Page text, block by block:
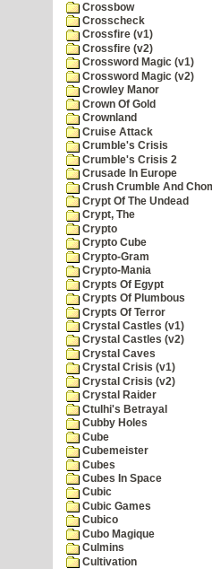
Crossbow
Crosscheck
Crossfire (v1)
Crossfire (v2)
Crossword Magic (v1)
Crossword Magic (v2)
Crowley Manor
Crown Of Gold
Crownland
Cruise Attack
Crumble's Crisis
Crumble's Crisis 2
Crusade In Europe
Crush Crumble And
Crypt Of The Undead
Crypt, The
Crypto
Crypto Cube
Crypto-Gram
Crypto-Mania
Crypts Of Egypt
Crypts Of Plumbous
Crypts Of Terror
Crystal Castles (v1)
Crystal Castles (v2)
Crystal Caves
Crystal Crisis (v1)
Crystal Crisis (v2)
Crystal Raider
Ctulhi's Betrayal
Cubby Holes
Cube
Cubemeister
Cubes
Cubes In Space
Cubic
Cubic Games
Cubico
Cubo Magique
Culmins
Cultivation